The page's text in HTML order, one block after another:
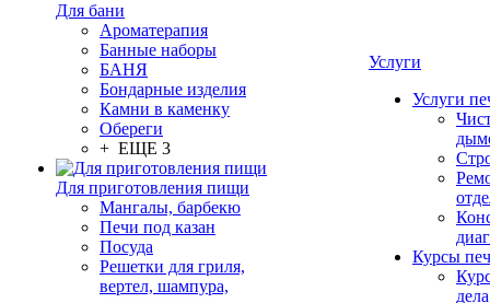
Для бани
Ароматерапия
Банные наборы
БАНЯ
Бондарные изделия
Камни в каменку
Обереги
+ ЕЩЕ 3
Для приготовления пищи
Мангалы, барбекю
Печи под казан
Посуда
Решетки для гриля,
вертел, шампура,
Услуги
Услуги
Курсы